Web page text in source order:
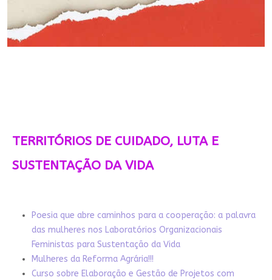
TERRITÓRIOS DE CUIDADO, LUTA E
SUSTENTAÇÃO DA VIDA
Poesia que abre caminhos para a cooperação: a palavra
das mulheres nos Laboratórios Organizacionais
Feministas para Sustentação da Vida
Mulheres da Reforma Agrária!!!
Curso sobre Elaboração e Gestão de Projetos com